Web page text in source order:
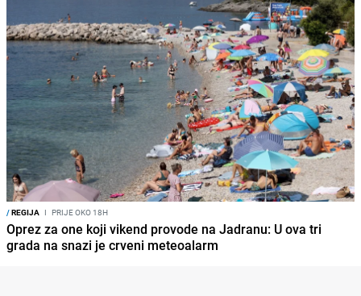
/REGIJA I PRIJE OKO 18H
Oprez za one koji vikend provode na Jadranu: U ova tri
grada na snazi je crveni meteoalarm